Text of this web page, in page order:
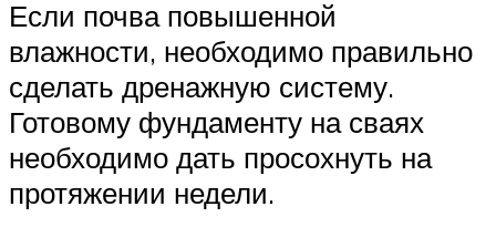
Если почва повышенной
влажности, необходимо правильно
сделать дренажную систему.
Готовому фундаменту на сваях
необходимо дать просохнуть на
протяжении недели.